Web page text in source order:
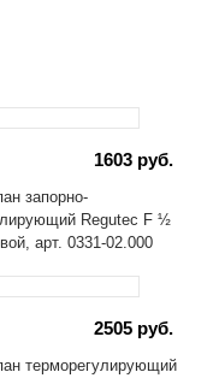
1603 руб.
запорно-
Regutec F ½
арт. 0331-02.000
2505 руб.
терморегулирующий